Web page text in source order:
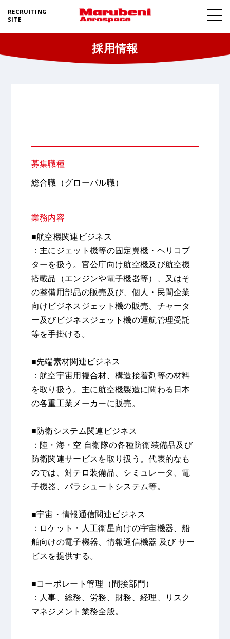
RECRUITING
SITE
採用情報
募集職種
総合職（グローバル職）
業務内容
■航空機関連ビジネス
：主にジェット機等の固定翼機・ヘリコプ
ターを扱う。官公庁向け航空機及び航空機
搭載品（エンジンや電子機器等）、又はそ
の整備用部品の販売及び、個人・民間企業
向けビジネスジェット機の販売、チャータ
ー及びビジネスジェット機の運航管理受託
等を手掛ける。
■先端素材関連ビジネス
：航空宇宙用複合材、構造接着剤等の材料
を取り扱う。主に航空機製造に関わる日本
の各重工業メーカーに販売。
■防衛システム関連ビジネス
：陸・海・空 自衛隊の各種防衛装備品及び
防衛関連サービスを取り扱う。代表的なも
のでは、対テロ装備品、シミュレータ、電
子機器、パラシュートシステム等。
■宇宙・情報通信関連ビジネス
：ロケット・人工衛星向けの宇宙機器、船
舶向けの電子機器、情報通信機器 及び サー
ビスを提供する。
■コーポレート管理（間接部門）
：人事、総務、労務、財務、経理、リスク
マネジメント業務全般。